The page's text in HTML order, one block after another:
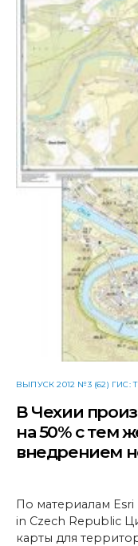
ВЫПУСК 2012 №3 (62) ГИС:
В Чехии
на 50% с тем
внедрением
По материалам
in Czech Republic
карты для